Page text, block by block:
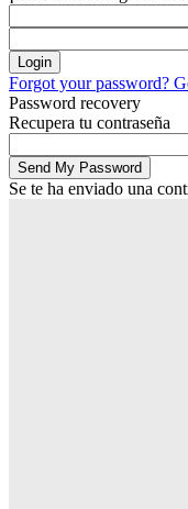
Forgot your password?
Password recovery
Recupera tu contraseña
Se te ha enviado una